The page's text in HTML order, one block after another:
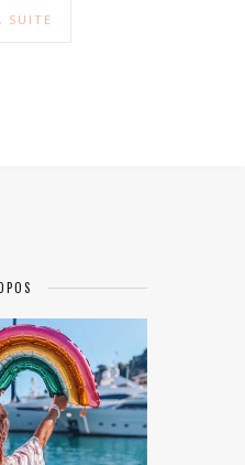
SUITE